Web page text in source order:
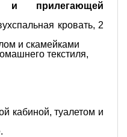
и прилегающей
кровать, 2
и скамейками
текстиля,
кабиной, туалетом и